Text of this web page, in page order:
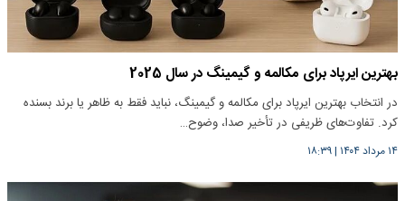
بهترین ایرپاد برای مکالمه و گیمینگ در سال 2025
در انتخاب بهترین ایرپاد برای مکالمه و گیمینگ، نباید فقط به ظاهر یا برند بسنده
کرد. تفاوت‌های ظریفی در تأخیر صدا، وضوح…
۱۴ مرداد ۱۴۰۴ |۱۸:۳۹